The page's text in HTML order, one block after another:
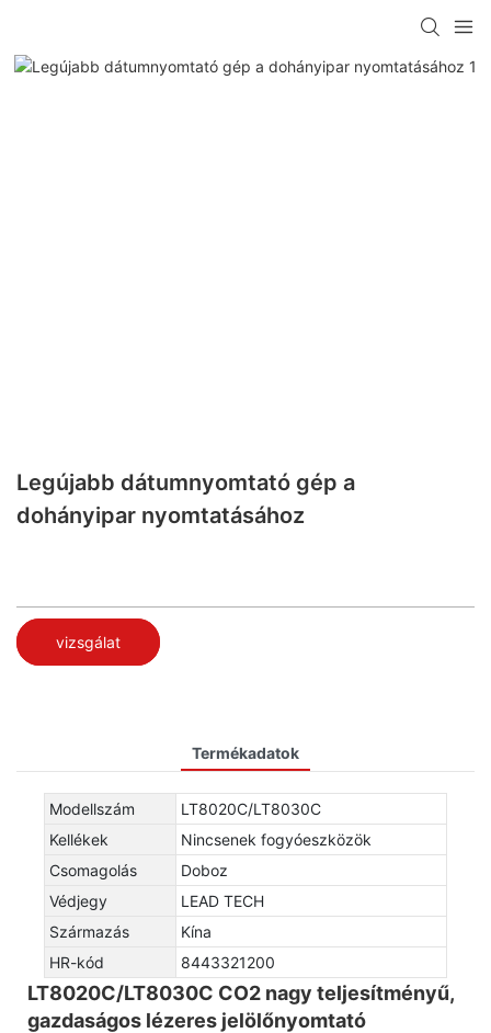
Legújabb dátumnyomtató gép a
dohányipar nyomtatásához
vizsgálat
Termékadatok
Modellszám
LT8020C/LT8030C
Kellékek
Nincsenek fogyóeszközök
Csomagolás
Doboz
Védjegy
LEAD TECH
Származás
Kína
HR-kód
8443321200
LT8020C/LT8030C CO2 nagy teljesítményű,
gazdaságos lézeres jelölőnyomtató